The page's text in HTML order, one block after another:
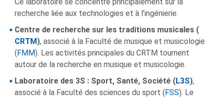
Ce laboratoire se concentre principalement sur la
recherche liée aux technologies et à l’ingénierie.
Centre de recherche sur les traditions musicales (
CRTM ), associé à la Faculté de musique et musicologie
( FMM). Les activités principales du CRTM tournent
autour de la recherche en musique et musicologie.
Laboratoire des 3S : Sport, Santé, Société (L3S),
associé à la Faculté des sciences du sport ( FSS). Le